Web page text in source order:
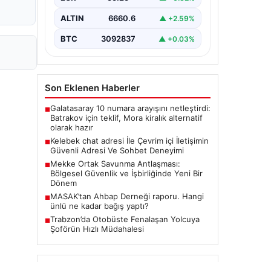
tarzda irtibat kurması kritik bir önem
ALTIN 6660.6 ▲ +2.59%
BTC 3092837 ▲ +0.03%
Son Eklenen Haberler
■Galatasaray 10 numara arayışını netleştirdi:
Batrakov için teklif, Mora kiralık alternatif
olarak hazır
■Kelebek chat adresi İle Çevrim içi İletişimin
Güvenli Adresi Ve Sohbet Deneyimi
■Mekke Ortak Savunma Antlaşması:
Bölgesel Güvenlik ve İşbirliğinde Yeni Bir
Dönem
■MASAK’tan Ahbap Derneği raporu. Hangi
ünlü ne kadar bağış yaptı?
■Trabzon’da Otobüste Fenalaşan Yolcuya
Şoförün Hızlı Müdahalesi